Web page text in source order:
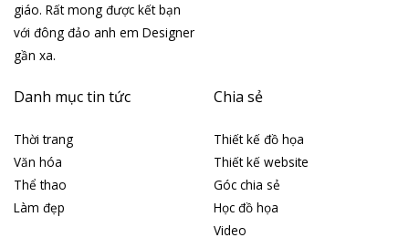
giáo. Rất mong được kết bạn
với đông đảo anh em Designer
gần xa.
Danh mục tin tức
Thời trang
Văn hóa
Thể thao
Làm đẹp
Chia sẻ
Thiết kế đồ họa
Thiết kế website
Góc chia sẻ
Học đồ họa
Video